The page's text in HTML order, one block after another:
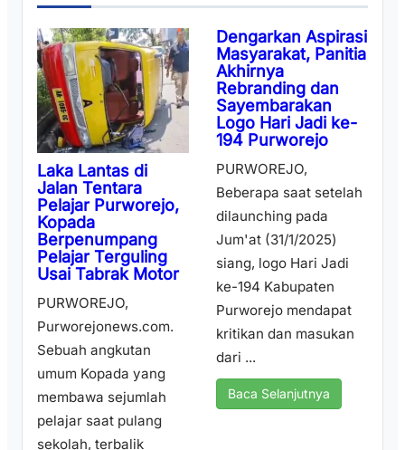
Laka Lantas di
Jalan Tentara
Pelajar Purworejo,
Kopada
Berpenumpang
Pelajar Terguling
Usai Tabrak Motor
PURWOREJO,
Purworejonews.com.
Sebuah angkutan
umum Kopada yang
membawa sejumlah
pelajar saat pulang
sekolah, terbalik
Dengarkan Aspirasi
Masyarakat, Panitia
Akhirnya
Rebranding dan
Sayembarakan
Logo Hari Jadi ke-
194 Purworejo
PURWOREJO,
Beberapa saat setelah
dilaunching pada
Jum'at (31/1/2025)
siang, logo Hari Jadi
ke-194 Kabupaten
Purworejo mendapat
kritikan dan masukan
dari ...
Baca Selanjutnya